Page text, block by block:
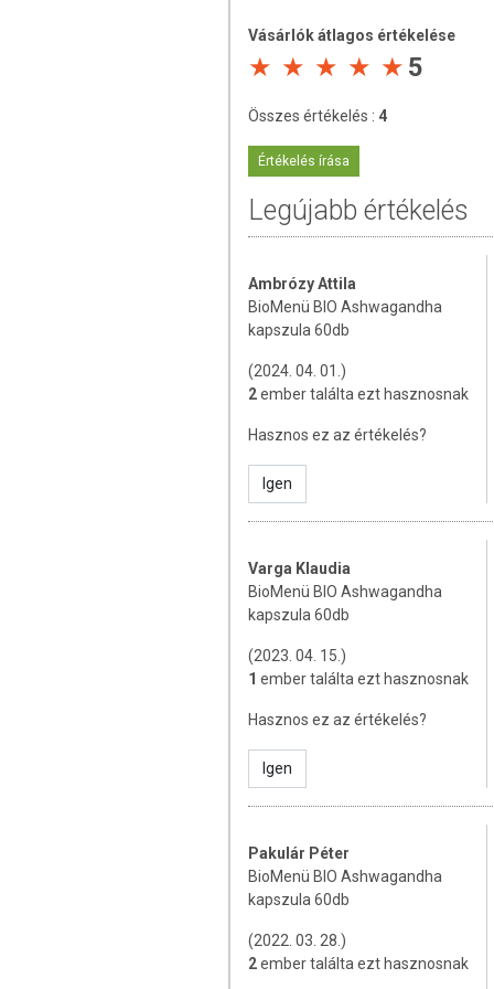
Alapanyagok lehetséges tulajdonságai:
Stressz csökkentése:
az
Energia növelése:
Immunrendszer erősítése:
Gyulladások csökkentése:az
harcban is segíthet.
iskolában vagy a munkában.
Bio, Vegán, Természetes
Tartósítószermentes, Zsírmentes, Telített
JAVASOLT
Adagolás: 1 kapszula naponta,
ÖSSZETÉTEL
Összetevők:100% bio ashwagandha
Hatóanyagok a termék napi adagjában
TOVÁBBI TUDNIVALÓK
Tárolás: Száraz, hűvös helyen,
Forgalmazó: Caleido IT-Outsource Kft.
Az oldalunkon lévő adatokat
Szeretnénk felhívni azonban a
termékfotókat, tápérték-, összetétel-, és
értékek eltérhetnek az élelmiszerek
csomagolásán találják meg.
Vásárlók átlagos értékelése
5
Összes értékelés : 4
Értékelés írása
Legújabb értékelés
Ambrózy Attila
BioMenü BIO Ashwagandha
kapszula 60db
(2024. 04. 01.)
2ember találta ezt hasznosnak
Hasznos ez az értékelés?
Igen
Varga Klaudia
BioMenü BIO Ashwagandha
kapszula 60db
(2023. 04. 15.)
1 ember találta ezt hasznosnak
Hasznos ez az értékelés?
Igen
Pakulár Péter
BioMenü BIO Ashwagandha
kapszula 60db
(2022. 03. 28.)
2ember találta ezt hasznosnak